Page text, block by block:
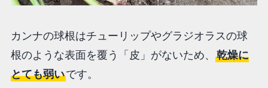
カンナの球根はチューリップやグラジオラスの球
根のような表面を覆う「皮」がないため、 乾燥に
とても弱いです。